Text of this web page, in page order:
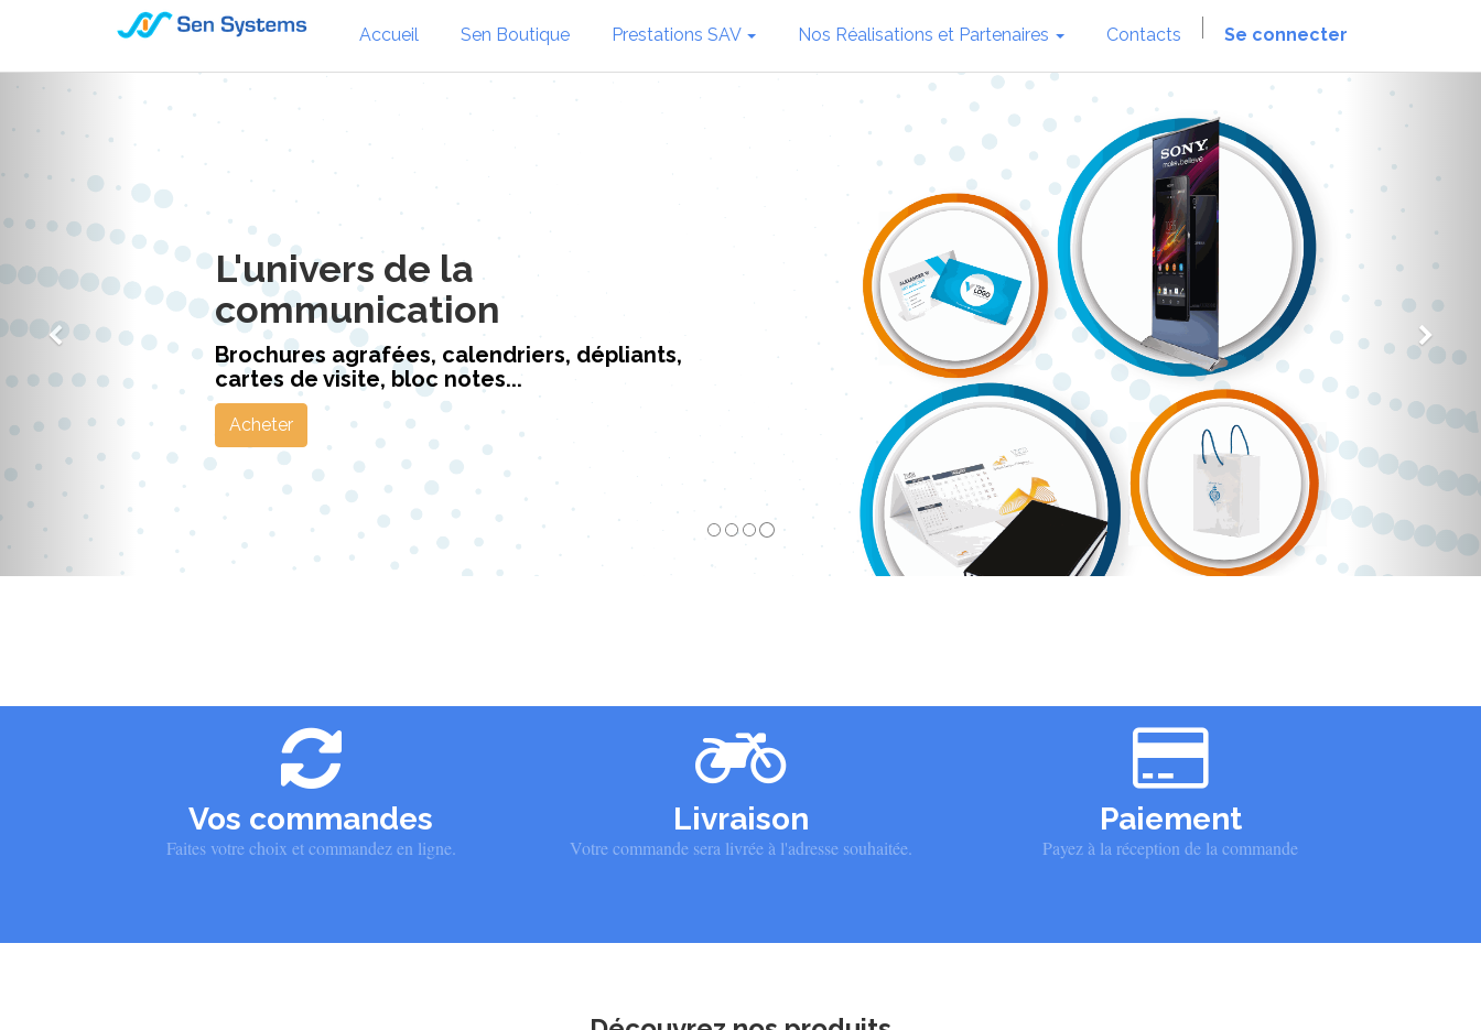
Accueil Sen Boutique Prestations SAV Nos Réalisations et Partenaires Contacts Se connecter
L'univers de la
communication
Brochures agrafées, calendriers, dépliants,
cartes de visite, bloc notes...
Acheter
Vos commandes
Faites votre choix et commandez en ligne.
Livraison
Votre commande sera livrée à l'adresse souhaitée.
Paiement
Payez à la réception de la commande